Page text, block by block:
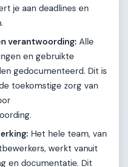
je aan deadlines en
verantwoording: Alle
en gebruikte
gedocumenteerd. Dit is
toekomstige zorg van
Het hele team, van
werkt vanuit
en documentatie. Dit